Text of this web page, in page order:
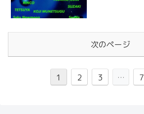
次のページ
1 2 3 … 7